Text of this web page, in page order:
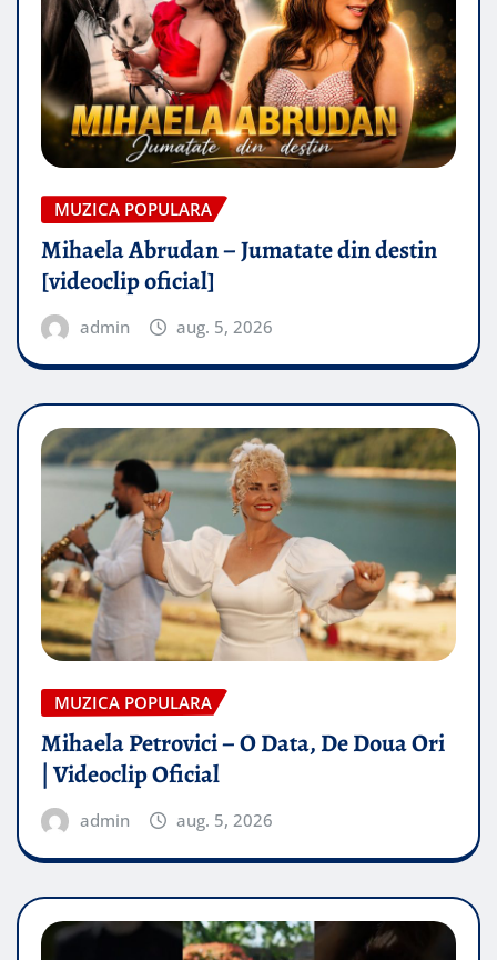
MUZICA POPULARA
Mihaela Abrudan – Jumatate din destin
[videoclip oficial]
admin aug. 5, 2026
MUZICA POPULARA
Mihaela Petrovici – O Data, De Doua Ori
| Videoclip Oficial
admin aug. 5, 2026